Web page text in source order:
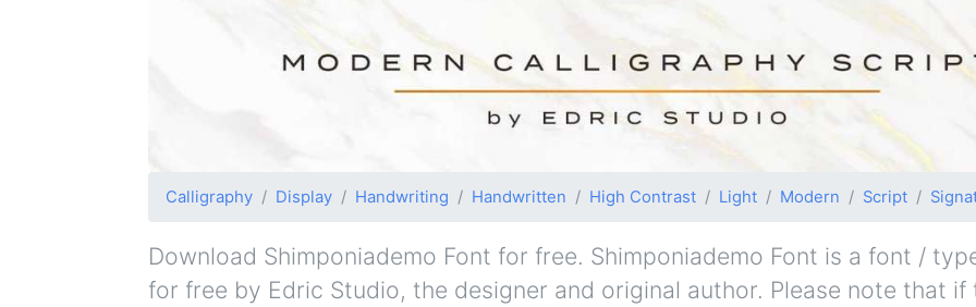
Calligraphy Display Handwriting Handwritten High Contrast Light Modern Script
Download Shimponiademo Font for free. Shimponiademo Font is a font /
for free by Edric Studio, the designer and original author. Please note that if